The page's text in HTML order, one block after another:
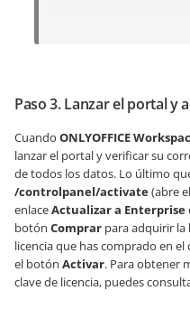
Paso 3. Lanzar el portal y
Cuando ONLYOFFICE
lanzar el portal y verificar su
de todos los datos. Lo último
/controlpanel/activate(abre el
enlaceActualizar a Enterprise
botón Comprar para adquirir la
licencia que has comprado en
el botón Activar. Para obtener
clave de licencia, puedes